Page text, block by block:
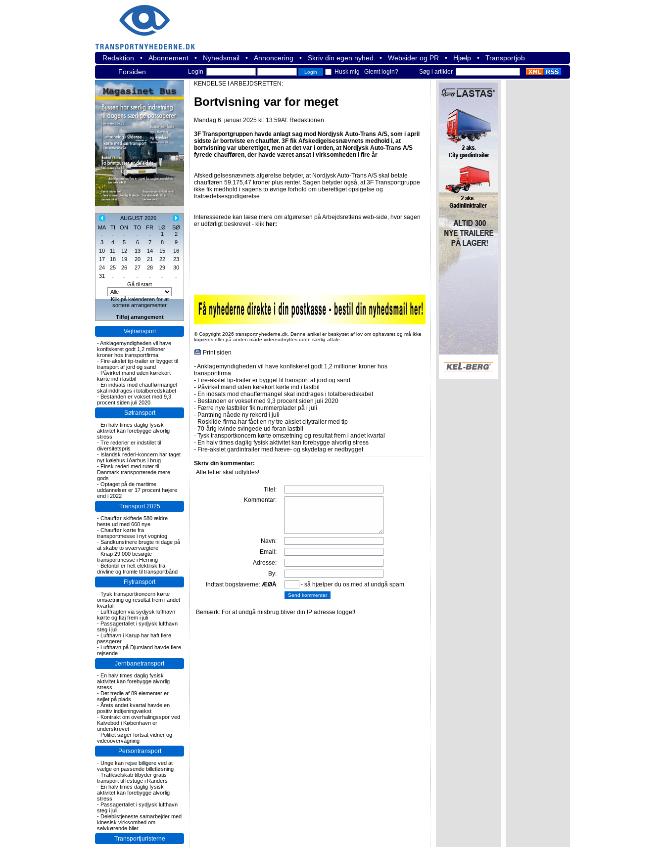
Redaktion • Abonnement • Nyhedsmail • Annoncering • Skriv din egen nyhed • Websider og PR • Hjælp • Transportjob
Forsiden
Login Husk mig Glemt login? Søg i artikler
AUGUST 2026
MA
TI ON TO FR LØ
SØ
-
- - - - 1
2
3
4 5 6 7 8
9
10
11 12 13 14 15
16
17
18 19 20 21 22
23
24
25 26 27 28 29
30
31
- - - - -
-
Gå til start
Klik på kalenderen for at
sortere arrangementer
Tilføj arrangement
Vejtransport
-Anklagemyndigheden vil have
konfiskeret godt 1,2 millioner
kroner hos transportfirma
- Fire-akslet tip-trailer er bygget til
transport af jord og sand
- Påvirket mand uden kørekort
kørte ind i lastbil
- En indsats mod chaufførmangel
skal inddrages i totalberedskabet
- Bestanden er vokset med 9,3
procent siden juli 2020
Søtransport
- En halv times daglig fysisk
aktivitet kan forebygge alvorlig
stress
- Tre rederier er indstillet til
diversitetspris
- Islandsk rederi-koncern har taget
nyt kølehus i Aarhus i brug
- Finsk rederi med ruter til
Danmark transporterede mere
gods
- Optaget på de maritime
uddannelser er 17 procent højere
end i 2022
Transport 2025
- Chauffør skiftede 580 ældre
heste ud med 660 nye
- Chauffør kørte fra
transportmesse i nyt vogntog
- Sandkunstnere brugte ni dage på
at skabe to sværvægtere
- Knap 29.000 besøgte
transportmesse i Herning
- Betonbil er helt elektrisk fra
drivline og tromle til transportbånd
Flytransport
- Tysk transportkoncern kørte
omsætning og resultat frem i andet
kvartal
- Luftfragten via sydjysk lufthavn
kørte og fløj frem i juli
- Passagertallet i sydjysk lufthavn
steg i juli
- Lufthavn i Karup har haft flere
passgerer
- Lufthavn på Djursland havde flere
rejsende
Jernbanetransport
- En halv times daglig fysisk
aktivitet kan forebygge alvorlig
stress
- Det tredie af 89 elementer er
sejlet på plads
- Årets andet kvartal havde en
positiv indtjeningvækst
- Kontrakt om overhalingsspor ved
Kalvebod i København er
underskrevet
- Politiet søger fortsat vidner og
videoovervågning
Persontransport
- Unge kan rejse billigere ved at
vælge en passende billetløsning
- Trafikselskab tilbyder gratis
transport til festuge i Randers
- En halv times daglig fysisk
aktivitet kan forebygge alvorlig
stress
- Passagertallet i sydjysk lufthavn
steg i juli
- Delebilstjeneste samarbejder med
kinesisk virksomhed om
selvkørende biler
Transportjuristerne
KENDELSE I ARBEJDSRETTEN:
Bortvisning var for meget
Mandag 6. januar 2025 kl: 13:59Af: Redaktionen
3F Transportgruppen havde anlagt sag mod Nordjysk Auto-Trans A/S, som i april
sidste år bortviste en chauffør. 3F fik Afskedigelsesnævnets medhold i, at
bortvisning var uberettiget, men at det var i orden, at Nordjysk Auto-Trans A/S
fyrede chaufføren, der havde været ansat i virksomheden i fire år
Afskedigelsesnævnets afgørelse betyder, at Nordjysk Auto-Trans A/S skal betale
chaufføren 59.175,47 kroner plus renter. Sagen betyder også, at 3F Transportgruppe
ikke fik medhold i sagens to øvrige forhold om uberettiget opsigelse og
fratrædelsesgodtgørelse.
Interesserede kan læse mere om afgørelsen på Arbejdsrettens web-side, hvor sagen
er udførligt beskrevet - klik her:
© Copyright 2026 transportnyhederne.dk. Denne artikel er beskyttet af lov om ophavsret og må ikke
kopieres eller på anden måde videreudnyttes uden særlig aftale.
Print siden
-Anklagemyndigheden vil have konfiskeret godt 1,2 millioner kroner hos
transportfirma
- Fire-akslet tip-trailer er bygget til transport af jord og sand
- Påvirket mand uden kørekort kørte ind i lastbil
- En indsats mod chaufførmangel skal inddrages i totalberedskabet
- Bestanden er vokset med 9,3 procent siden juli 2020
- Færre nye lastbiler fik nummerplader på i juli
- Pantning nåede ny rekord i juli
- Roskilde-firma har fået en ny tre-akslet citytrailer med tip
- 70-årig kvinde svingede ud foran lastbil
- Tysk transportkoncern kørte omsætning og resultat frem i andet kvartal
- En halv times daglig fysisk aktivitet kan forebygge alvorlig stress
- Fire-akslet gardintrailer med hæve- og skydetag er nedbygget
Skriv din kommentar:
Alle felter skal udfyldes!
Titel:
Kommentar:
Navn:
Email:
Adresse:
By:
Indtast bogstaverne: ÆØÅ - så hjælper du os med at undgå spam.
Bemærk: For at undgå misbrug bliver din IP adresse logget!